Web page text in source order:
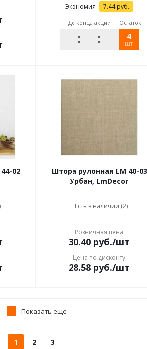
Экономия 7.44руб.
До конца акции Остаток
4
шт.
02
Штора рулонная LM 40-03
Урбан, LmDecor
Есть в наличии (2)
Розничная цена
30.40 руб./шт
Цена по дисконту
28.58 руб./шт
Показать еще
1 2 3